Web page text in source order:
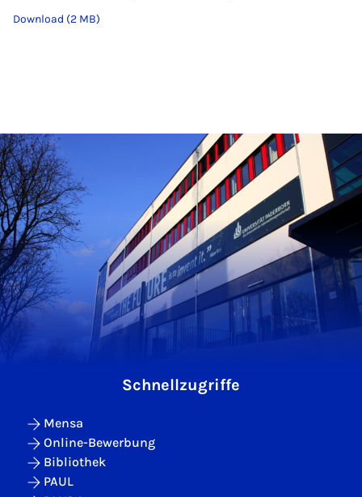
Download (2 MB)
Schnellzugriffe
Mensa
Online-Bewerbung
Bibliothek
PAUL